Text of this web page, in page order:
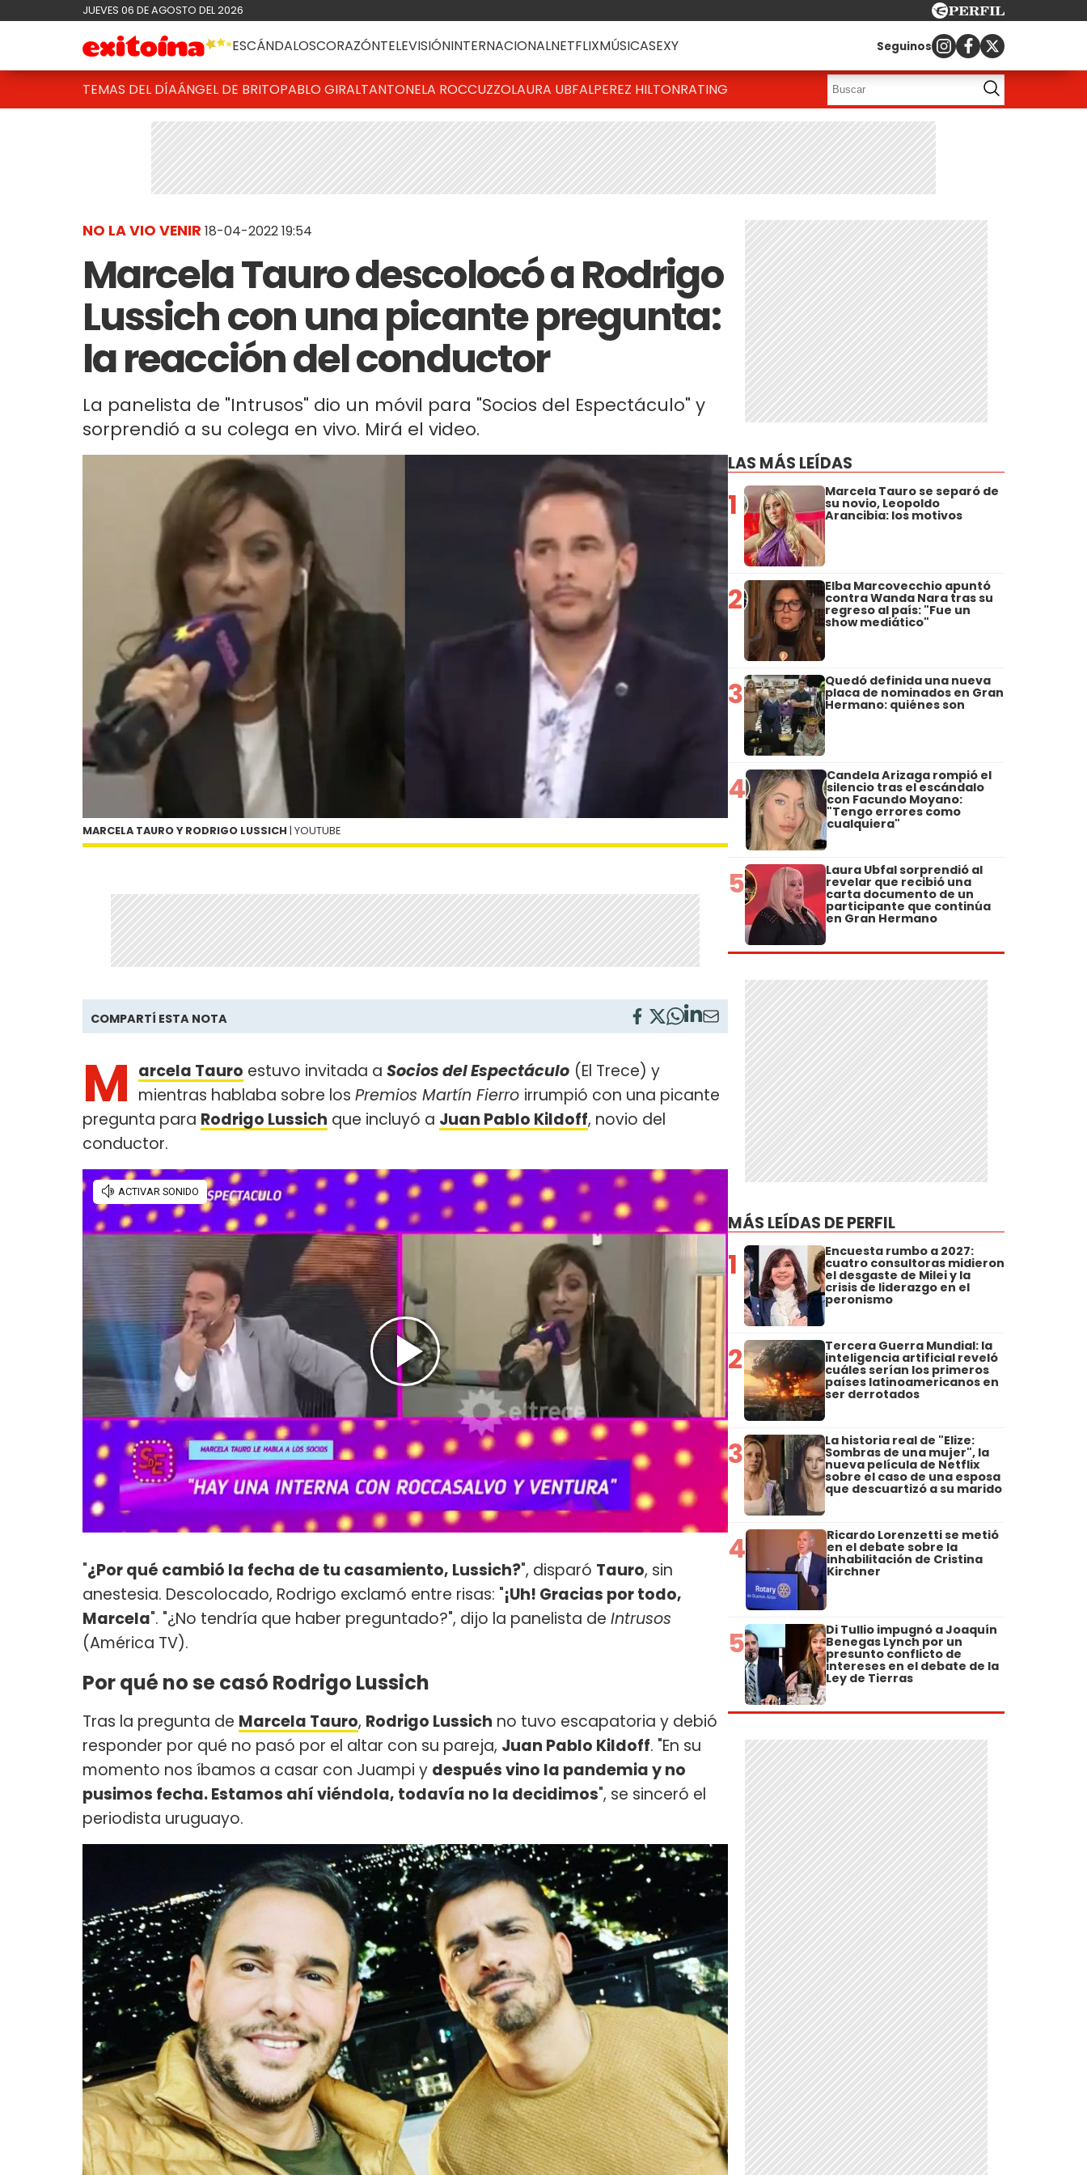
JUEVES 06 DE AGOSTO DEL 2026
ESCÁNDALOSCORAZÓNTELEVISIÓNINTERNACIONALNETFLIXMÚSICASEXY Seguinos
TEMAS DEL DÍAÁNGEL DE BRITOPABLO GIRALTANTONELA ROCCUZZOLAURA UBFALPEREZ HILTONRATING
NO LA VIO VENIR 18-04-2022 19:54
Marcela Tauro descolocó a Rodrigo
Lussich con una picante pregunta:
la reacción del conductor
La panelista de "Intrusos" dio un móvil para "Socios del Espectáculo" y
sorprendió a su colega en vivo. Mirá el video.
MARCELA TAURO Y RODRIGO LUSSICH | YOUTUBE
COMPARTÍ ESTA NOTA
M arcela Tauro estuvo invitada a Socios del Espectáculo (El Trece) y
mientras hablaba sobre los Premios Martín Fierro irrumpió con una picante
pregunta para Rodrigo Lussich que incluyó a Juan Pablo Kildoff, novio del
conductor.
"¿Por qué cambió la fecha de tu casamiento, Lussich?", disparó Tauro, sin
anestesia. Descolocado, Rodrigo exclamó entre risas: "¡Uh! Gracias por todo,
Marcela". "¿No tendría que haber preguntado?", dijo la panelista de Intrusos
(América TV).
Por qué no se casó Rodrigo Lussich
Tras la pregunta de Marcela Tauro, Rodrigo Lussich no tuvo escapatoria y debió
responder por qué no pasó por el altar con su pareja, Juan Pablo Kildoff. "En su
momento nos íbamos a casar con Juampi y después vino la pandemia y no
pusimos fecha. Estamos ahí viéndola, todavía no la decidimos", se sinceró el
periodista uruguayo.
LAS MÁS LEÍDAS
1 Marcela Tauro se separó de
su novio, Leopoldo
Arancibia: los motivos
2 Elba Marcovecchio apuntó
contra Wanda Nara tras su
regreso al país: "Fue un
show mediático"
3 Quedó definida una nueva
placa de nominados en Gran
Hermano: quiénes son
4 Candela Arizaga rompió el
silencio tras el escándalo
con Facundo Moyano:
"Tengo errores como
cualquiera"
5 Laura Ubfal sorprendió al
revelar que recibió una
carta documento de un
participante que continúa
en Gran Hermano
MÁS LEÍDAS DE PERFIL
1 Encuesta rumbo a 2027:
cuatro consultoras midieron
el desgaste de Milei y la
crisis de liderazgo en el
peronismo
2 Tercera Guerra Mundial: la
inteligencia artificial reveló
cuáles serían los primeros
países latinoamericanos en
ser derrotados
3 La historia real de "Elize:
Sombras de una mujer", la
nueva película de Netflix
sobre el caso de una esposa
que descuartizó a su marido
4 Ricardo Lorenzetti se metió
en el debate sobre la
inhabilitación de Cristina
Kirchner
5 Di Tullio impugnó a Joaquín
Benegas Lynch por un
presunto conflicto de
intereses en el debate de la
Ley de Tierras